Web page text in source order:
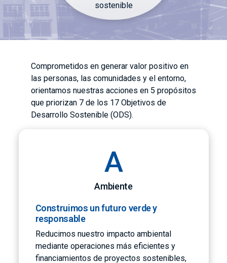
sostenible
Comprometidos en generar valor positivo en
las personas, las comunidades y el entorno,
orientamos nuestras acciones en 5 propósitos
que priorizan 7 de los 17 Objetivos de
Desarrollo Sostenible (ODS).
A
Ambiente
Construimos un futuro verde y
responsable
Reducimos nuestro impacto ambiental
mediante operaciones más eficientes y
financiamientos de proyectos sostenibles,